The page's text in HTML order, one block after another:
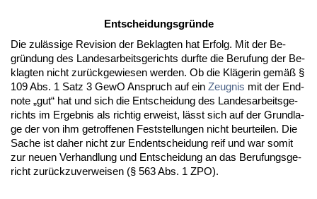
Ent­schei­dungs­gründe
Die zulässi­ge Re­vi­si­on der Be­klag­ten hat Er­folg. Mit der Be­
gründung des Lan­des­ar­beits­ge­richts durf­te die Be­ru­fung der Be­
klag­ten nicht zurück­ge­wie­sen wer­den. Ob die Kläge­rin gemäß §
109 Abs. 1 Satz 3 Ge­wO An­spruch auf ein Zeug­nis mit der End­
no­te „gut“ hat und sich die Ent­schei­dung des Lan­des­ar­beits­ge­
richts im Er­geb­nis als rich­tig er­weist, lässt sich auf der Grund­la­
ge der von ihm ge­trof­fe­nen Fest­stel­lun­gen nicht be­ur­tei­len. Die
Sa­che ist da­her nicht zur End­ent­schei­dung reif und war so­mit
zur neu­en Ver­hand­lung und Ent­schei­dung an das Be­ru­fungs­ge­
richt zurück­zu­ver­wei­sen (§ 563 Abs. 1 ZPO).